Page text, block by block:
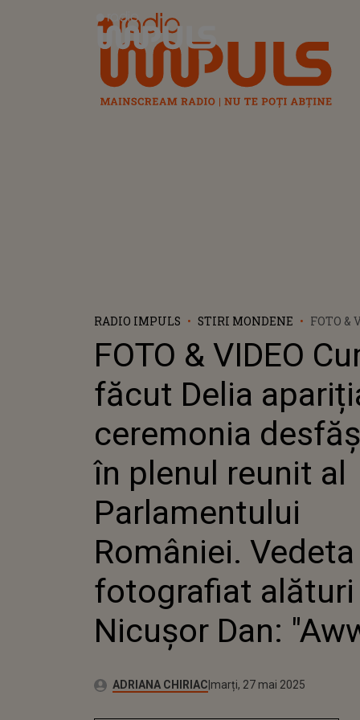
Radio Impuls
RADIO IMPULS STIRI MONDENE
FOTO &
LA
PLENUL
DE NICUŞOR DAN:
"AWW"
FOTO & VIDEO
făcut Delia
ceremonia
în plenul reunit al
Parlamentului
României. Vedeta
fotografiat alături
Nicuşor Dan:
Autor:ADRIANA CHIRIACPublicat:
marți, 27 mai 2025
Actualizat:
marți, 27 mai 2025